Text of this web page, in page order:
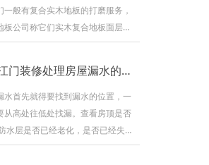
长。比如说墙面挂太多相框或字
博古架上摆放太多的饰品及陈列品
家里很
一般有复合实木地板的打磨服务，
板公司称它们实木复合地板面层的
，因此起码能够打磨一至两
打磨，那为何大家认为实木复合地
又为什么不建议大家打磨呢？因为
的话有很多考虑因素。 1. 考虑
质素 实木复合地板只有面层的
打磨，所以需
江门装修处理房屋漏水的方法
水首先就得要找到漏水的位置，一
从高处往低处找漏。查看房顶是否
水层是否已经老化，是否已经失去
卷材是否进入气泡，此外，还要查